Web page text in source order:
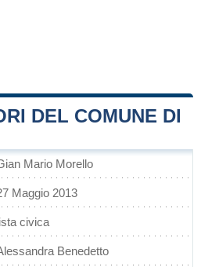
DEL COMUNE DI
Mario Morello
Maggio 2013
civica
Benedetto